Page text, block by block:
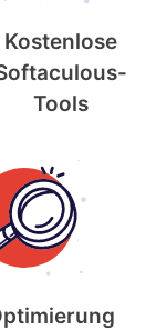
Kostenlose
Tools